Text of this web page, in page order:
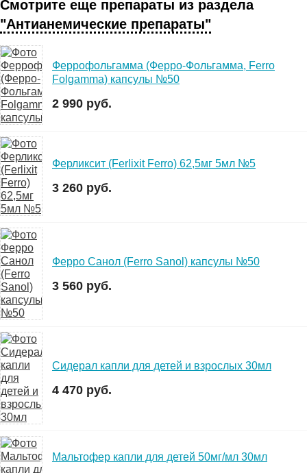
Смотрите еще препараты из раздела
"Антианемические препараты"
Феррофольгамма (Ферро-Фольгамма, Ferro
Folgamma) капсулы №50
2 990 руб.
Ферликсит (Ferlixit Ferro) 62,5мг 5мл №5
3 260 руб.
Ферро Санол (Ferro Sanol) капсулы №50
3 560 руб.
Сидерал капли для детей и взрослых 30мл
4 470 руб.
Мальтофер капли для детей 50мг/мл 30мл